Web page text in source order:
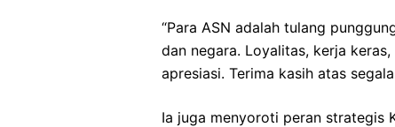
“Para ASN adalah tulang
dan negara. Loyalitas, kerja
apresiasi. Terima kasih atas
Ia juga menyoroti peran strategis